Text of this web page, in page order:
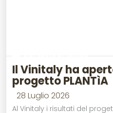
Dal suolo al campo
Il Vinitaly ha
progetto PLANTìA
28 Luglio 2026
Al Vinitaly i risultati del